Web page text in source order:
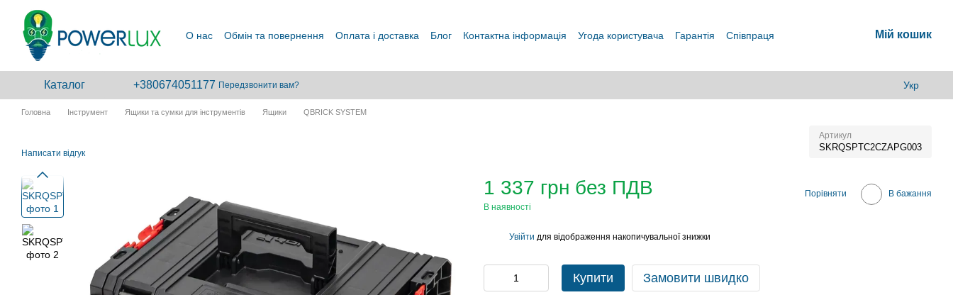
Перейти до основного контенту
О нас Обмін та повернення Оплата і доставка Блог Контактна інформація Угода користувача Гарантія Співпраця Мій кошик
Каталог +380674051177 Передзвонити вам? Укр
Головна Інструмент Ящики та сумки для інструментів Ящики QBRICK SYSTEM
Артикул
SKRQSPTC2CZAPG003
Написати відгук
1 337 грн без ПДВ
В наявності
Порівняти В бажання
Увійти для відображення накопичувальної знижки
Купити Замовити швидко